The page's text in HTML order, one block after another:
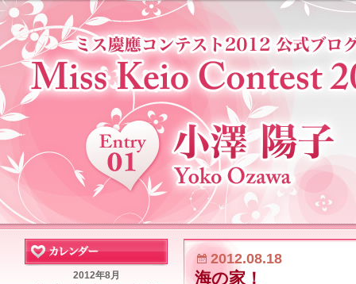
2012.08.18
海の家！
2012年8月